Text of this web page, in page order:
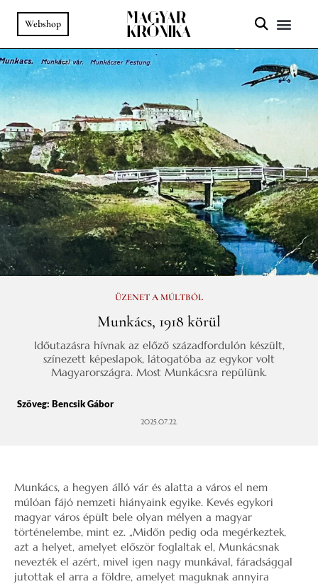
Webshop
ÜZENET A MÚLTBÓL
Munkács, 1918 körül
Időutazásra hívnak az előző századfordulón készült,
színezett képeslapok, látogatóba az egykor volt
Magyarországra. Most Munkácsra repülünk.
Szöveg: Bencsik Gábor
2025.07.22.
Munkács, a hegyen álló vár és alatta a város el nem
múlóan fájó nemzeti hiányaink egyike. Kevés egykori
magyar város épült bele olyan mélyen a magyar
történelembe, mint ez. „Midőn pedig oda megérkeztek,
azt a helyet, amelyet először foglaltak el, Munkácsnak
nevezték el azért, mivel igen nagy munkával, fáradsággal
jutottak el arra a földre, amelyet maguknak annyira